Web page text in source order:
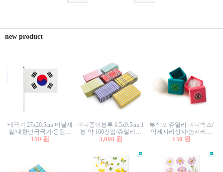
new product
태극기 27x20.5cm 비닐재
질/대한민국국기/응원깃
발/행사깃발
150 원
미니종이봉투 6.5x9.5cm 1
봉 약 100장입/쥬얼리봉
투/증명사진봉투/악세사
3,000 원
부직포 쥬얼리 미니박스/
악세사리상자/반지케이
스/반지상자/귀걸이상자/
130 원